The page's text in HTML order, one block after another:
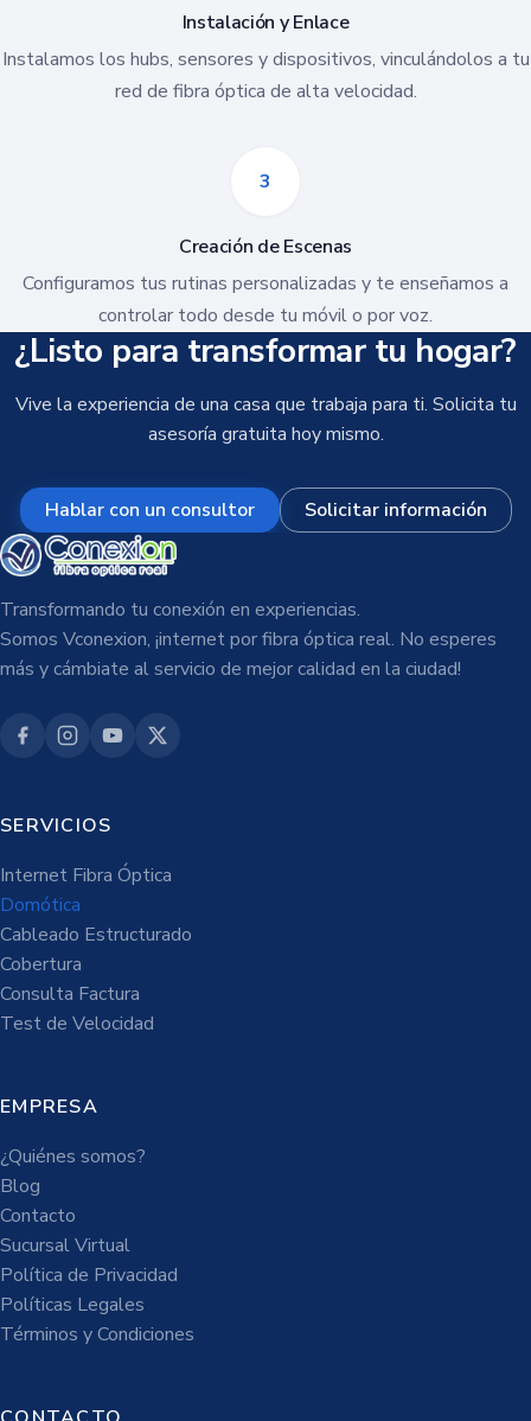
Instalación y Enlace
Instalamos los hubs, sensores y dispositivos, vinculándolos a tu
red de fibra óptica de alta velocidad.
3
Creación de Escenas
Configuramos tus rutinas personalizadas y te enseñamos a
controlar todo desde tu móvil o por voz.
¿Listo para transformar tu hogar?
Vive la experiencia de una casa que trabaja para ti. Solicita tu
asesoría gratuita hoy mismo.
Hablar con un consultor Solicitar información
Transformando tu conexión en experiencias.
Somos Vconexion, ¡internet por fibra óptica real. No esperes
más y cámbiate al servicio de mejor calidad en la ciudad!
SERVICIOS
Internet Fibra Óptica
Domótica
Cableado Estructurado
Cobertura
Consulta Factura
Test de Velocidad
EMPRESA
¿Quiénes somos?
Blog
Contacto
Sucursal Virtual
Política de Privacidad
Políticas Legales
Términos y Condiciones